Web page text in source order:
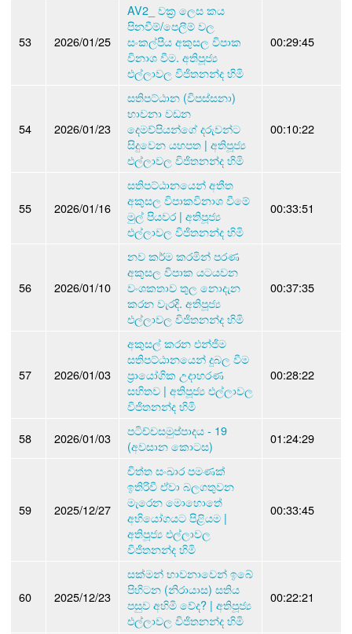
53 2026/01/25
AV2_ වක්‍ර ලෙස කය
පිනවීම්/පෙලීම් වල
සංකල්පීය අකුසල විපාක
විනාශ වීම. අතිපූජ්‍ය
එල්ලාවල විජිතනන්ද හිමි
00:29:45
54 2026/01/23
සතිපට්ඨාන (විපස්සනා)
භාවනා වඩන
දෙමව්පියන්ගේ දරුවන්ට
සිදුවෙන යහපත | අතිපූජ්‍ය
එල්ලාවල විජිතනන්ද හිමි
00:10:22
55 2026/01/16
සතිපට්ඨානයෙන් අතීත
අකුසල විපාකවිනාශ වීමේ
මුල් පියවර | අතිපූජ්‍ය
එල්ලාවල විජිතනන්ද හිමි
00:33:51
56 2026/01/10
නව කර්ම කරමින් පරණ
අකුසල විපාක යටයවන
වංශකතාව තුල නොදැන
කරන වැරදි. අතිපූජ්‍ය
එල්ලාවල විජිතනන්ද හිමි
00:37:35
57 2026/01/03
අකුසල් කරන එන්ජිම
සතිපට්ඨානයෙන් දුබල වීම
ප්‍රායෝගික උදාහරණ
සහිතව | අතිපූජ්‍ය එල්ලාවල
විජිතනන්ද හිමි
00:28:22
58 2026/01/03
පටිච්චසමුප්පාදය - 19
(අවසාන කොටස)
01:24:29
59 2025/12/27
චිත්ත සංඛාර පමණක්
ඉතිරිවී ඒවා බලගතුවන
මැරෙන මොහොතේ
අභියෝගයට පිළියම |
අතිපූජ්‍ය එල්ලාවල
විජිතනන්ද හිමි
00:33:45
60 2025/12/23
සක්මන් භාවනාවෙන් ඉබේ
පිහිටන (නිරායාස) සතිය
පසුව අහිමි වේද? | අතිපූජ්‍ය
එල්ලාවල විජිතනන්ද හිමි
00:22:21